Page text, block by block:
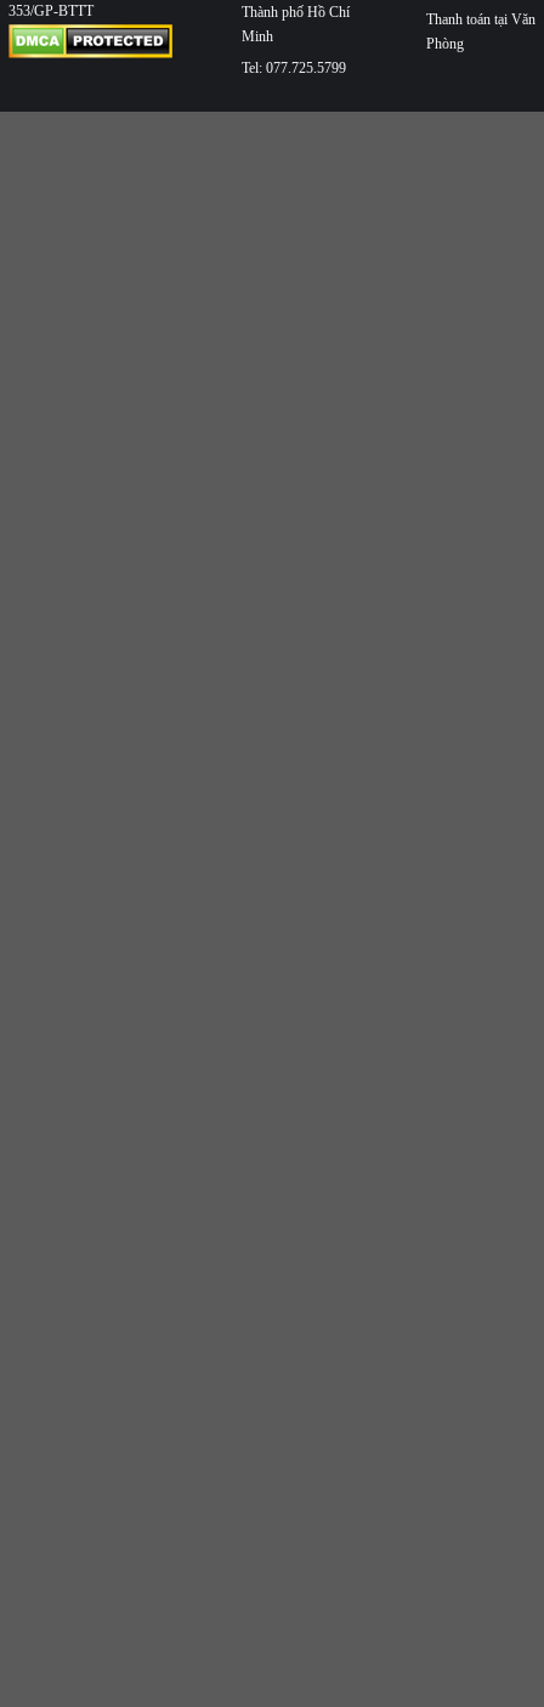
353/GP-BTTT
Thành phố Hồ Chí
Minh
Tel: 077.725.5799
Thanh toán tại Văn
Phòng